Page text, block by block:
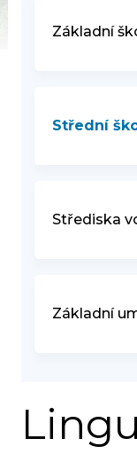
Základní
Střední
Střediska
Základní